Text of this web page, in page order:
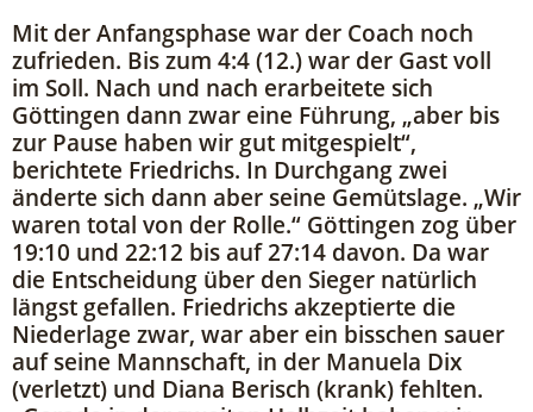
Mit der Anfangsphase war der Coach noch
zufrieden. Bis zum 4:4 (12.) war der Gast voll
im Soll. Nach und nach erarbeitete sich
Göttingen dann zwar eine Führung, „aber bis
zur Pause haben wir gut mitgespielt“,
berichtete Friedrichs. In Durchgang zwei
änderte sich dann aber seine Gemütslage. „Wir
waren total von der Rolle.“ Göttingen zog über
19:10 und 22:12 bis auf 27:14 davon. Da war
die Entscheidung über den Sieger natürlich
längst gefallen. Friedrichs akzeptierte die
Niederlage zwar, war aber ein bisschen sauer
auf seine Mannschaft, in der Manuela Dix
(verletzt) und Diana Berisch (krank) fehlten.